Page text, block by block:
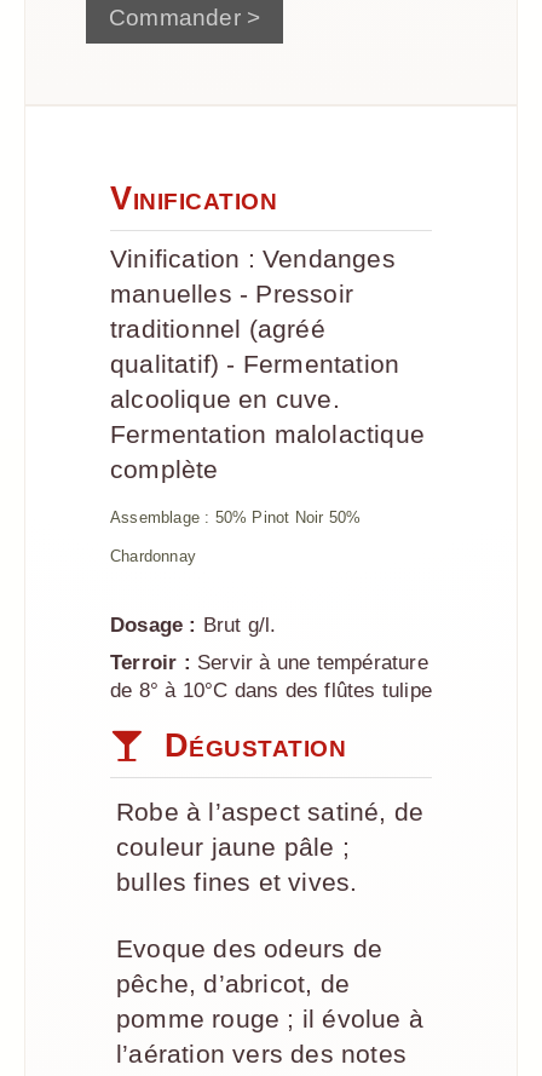
Commander >
Vinification
Vinification : Vendanges
manuelles - Pressoir
traditionnel (agréé
qualitatif) - Fermentation
alcoolique en cuve.
Fermentation malolactique
complète
Assemblage : 50% Pinot Noir 50%
Chardonnay
Dosage : Brut g/l.
Terroir : Servir à une température
de 8° à 10°C dans des flûtes tulipe
Dégustation
Robe à l’aspect satiné, de
couleur jaune pâle ;
bulles fines et vives.
Evoque des odeurs de
pêche, d’abricot, de
pomme rouge ; il évolue à
l’aération vers des notes